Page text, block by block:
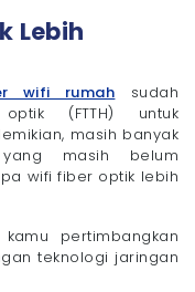
dengan
Tanpa FUP!
Lebih
wifi rumah sudah
(FTTH) untuk
masih banyak
masih belum
wifi fiber optik lebih
pertimbangkan
teknologi jaringan